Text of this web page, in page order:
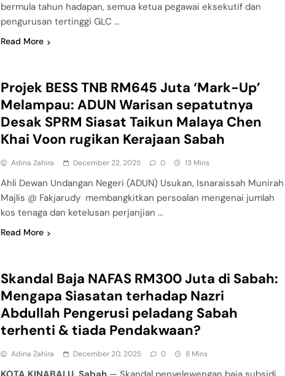
bermula tahun hadapan, semua ketua pegawai eksekutif dan
pengurusan tertinggi GLC …
Read More
Projek BESS TNB RM645 Juta ‘Mark-Up’
Melampau: ADUN Warisan sepatutnya
Desak SPRM Siasat Taikun Malaya Chen
Khai Voon rugikan Kerajaan Sabah
Adina Zahira December 22, 2025 0 13 Mins
Ahli Dewan Undangan Negeri (ADUN) Usukan, Isnaraissah Munirah
Majlis @ Fakjarudy membangkitkan persoalan mengenai jumlah
kos tenaga dan ketelusan perjanjian …
Read More
Skandal Baja NAFAS RM300 Juta di Sabah:
Mengapa Siasatan terhadap Nazri
Abdullah Pengerusi peladang Sabah
terhenti & tiada Pendakwaan?
Adina Zahira December 20, 2025 0 8 Mins